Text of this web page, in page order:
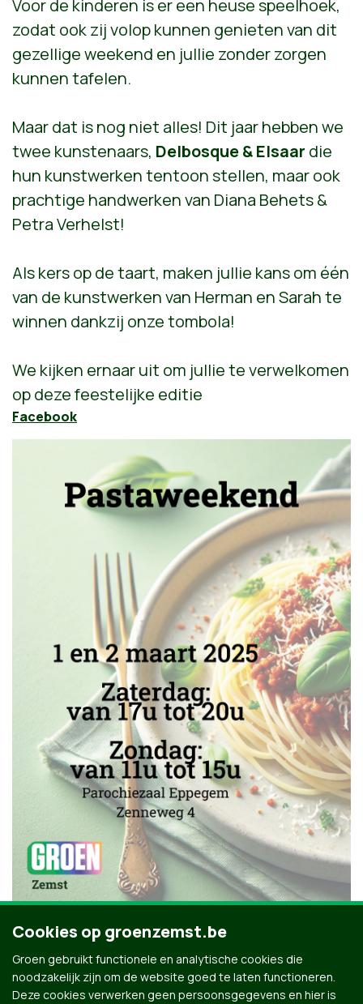
Voor de kinderen is er een heuse speelhoek,
zodat ook zij volop kunnen genieten van dit
gezellige weekend en jullie zonder zorgen
kunnen tafelen.
Maar dat is nog niet alles! Dit jaar hebben we
twee kunstenaars, Delbosque & Elsaar die
hun kunstwerken tentoon stellen, maar ook
prachtige handwerken van Diana Behets &
Petra Verhelst!
Als kers op de taart, maken jullie kans om één
van de kunstwerken van Herman en Sarah te
winnen dankzij onze tombola!
We kijken ernaar uit om jullie te verwelkomen
op deze feestelijke editie
Facebook
Cookies op groenzemst.be
Groen gebruikt functionele en analytische cookies die
noodzakelijk zijn om de website goed te laten functioneren.
Deze cookies verwerken geen persoonsgegevens en hier is